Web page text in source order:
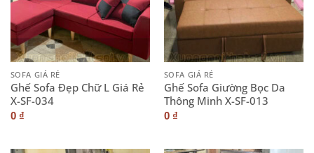
SOFA GIÁ RẺ
Ghế Sofa Đẹp Chữ L Giá Rẻ
X-SF-034
0 ₫
SOFA GIÁ RẺ
Ghế Sofa Giường Bọc Da
Thông Minh X-SF-013
0 ₫